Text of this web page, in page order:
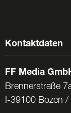
Kontaktdaten
FF Media
Brennerstraße
I-39100 Bozen /